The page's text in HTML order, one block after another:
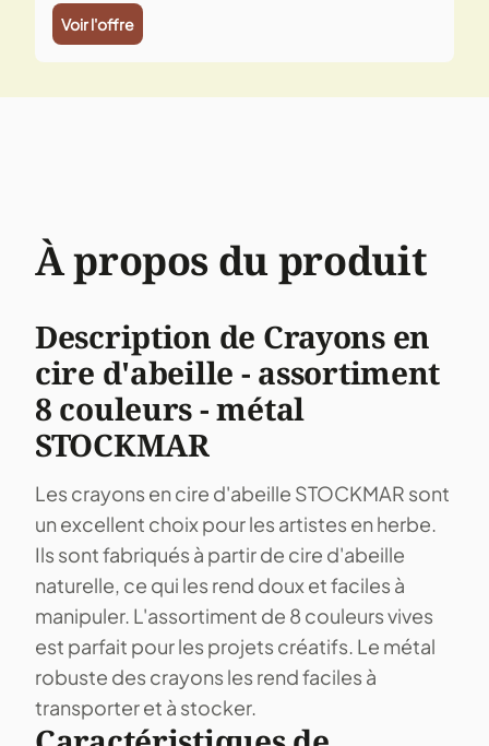
Voir l'offre
À propos du produit
Description de Crayons en
cire d'abeille - assortiment
8 couleurs - métal
STOCKMAR
Les crayons en cire d'abeille STOCKMAR sont
un excellent choix pour les artistes en herbe.
Ils sont fabriqués à partir de cire d'abeille
naturelle, ce qui les rend doux et faciles à
manipuler. L'assortiment de 8 couleurs vives
est parfait pour les projets créatifs. Le métal
robuste des crayons les rend faciles à
transporter et à stocker.